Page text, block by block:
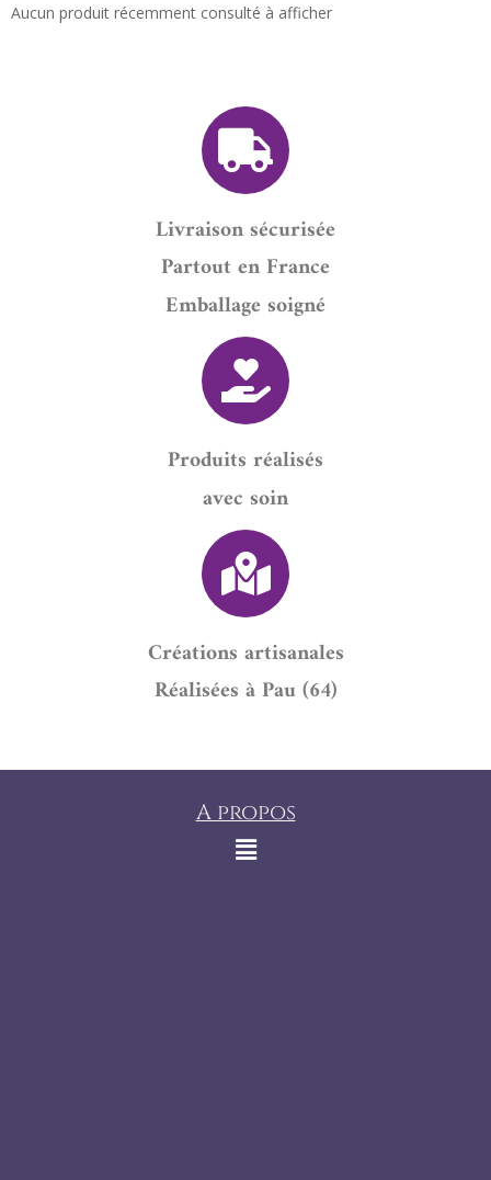
Aucun produit récemment consulté à afficher
Livraison sécurisée
Partout en France
Emballage soigné
Produits réalisés
avec soin
Créations artisanales
Réalisées à Pau (64)
A propos